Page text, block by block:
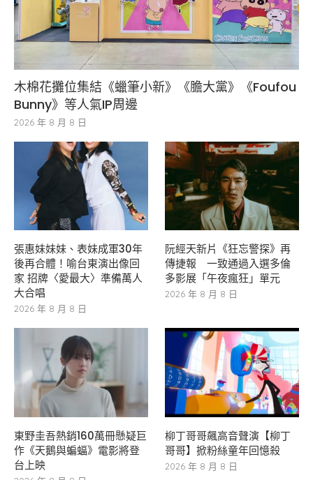
木棉花攤位集結《蠟筆小新》《膽大黨》《Foufou
Bunny》等人氣IP周邊
2026 年 8 月 8 日
張惠妹妹妹、表妹成軍30年
後再合體！喻台東演出像回
家 招牌〈愛最大〉準備萬人
大合唱
2026 年 8 月 8 日
阮經天新片《狂忘警探》再
傳捷報 一致通過入選多倫
多影展「午夜瘋狂」單元
2026 年 8 月 8 日
東野圭吾熱銷160萬冊懸疑巨
作《天鵝與蝙蝠》電影將登
台上映
柳丁哥哥飆高音聲演【柳丁
哥哥】掀粉絲童年回憶殺
2026 年 8 月 8 日